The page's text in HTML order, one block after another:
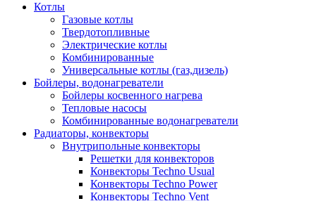
Котлы
Газовые котлы
Твердотопливные
Электрические котлы
Комбинированные
Универсальные котлы (газ,дизель)
Бойлеры, водонагреватели
Бойлеры косвенного нагрева
Тепловые насосы
Комбинированные водонагреватели
Радиаторы, конвекторы
Внутрипольные конвекторы
Решетки для конвекторов
Конвекторы Techno Usual
Конвекторы Techno Power
Конвекторы Techno Vent